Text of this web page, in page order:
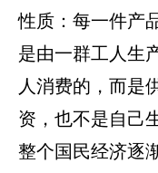
性质：每一件产
是由一群工人生
人消费的，而是
资，也不是自己
整个国民经济逐